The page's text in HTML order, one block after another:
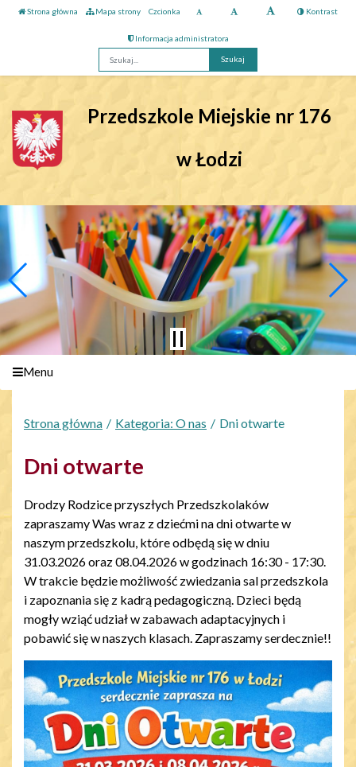
Strona główna Mapa strony Czcionka Kontrast
Informacja administratora
Fraza
Przedszkole Miejskie nr 176
w Łodzi
Menu
Strona główna Kategoria: O nas Dni otwarte
Dni otwarte
Drodzy Rodzice przyszłych Przedszkolaków
zapraszamy Was wraz z dziećmi na dni otwarte w
naszym przedszkolu, które odbędą się w dniu
31.03.2026 oraz 08.04.2026 w godzinach 16:30 - 17:30.
W trakcie będzie możliwość zwiedzania sal przedszkola
i zapoznania się z kadrą pedagogiczną. Dzieci będą
mogły wziąć udział w zabawach adaptacyjnych i
pobawić się w naszych klasach. Zapraszamy serdecznie!!